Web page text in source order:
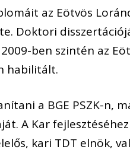
az Eötvös
Doktori
ben szintén az
habilitált.
a BGE PSZK-n,
A Kar
kari TDT elnök,